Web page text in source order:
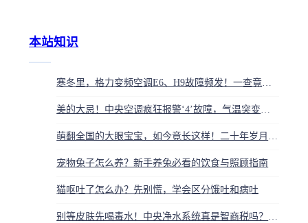
本站知识
寒冬里，格力变频空调E6、H9故障频发！一查竟然是这俩问题在作祟
美的大忌！中央空调疯狂报警‘4’故障，气温突变秒变‘摆设’？内行这招救急
萌翻全国的大眼宝宝，如今竟长这样！二十年岁月是把什么刀？
宠物兔子怎么养？新手养兔必看的饮食与照顾指南
猫呕吐了怎么办？先别慌，学会区分饿吐和病吐
别等皮肤先喝毒水！中央净水系统真是智商税吗？我家中招后全家都慌了